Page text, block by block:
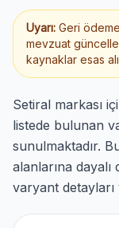
Uyarı: Geri
mevzuat
kaynaklar esas
Setiral markası
listede bulunan
sunulmaktadır.
alanlarına dayalı
varyant detayları